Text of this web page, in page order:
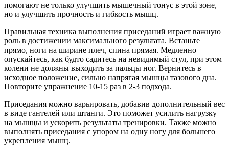
помогают не только улучшить мышечный тонус в этой зоне,
но и улучшить прочность и гибкость мышц.
Правильная техника выполнения приседаний играет важную
роль в достижении максимального результата. Встаньте
прямо, ноги на ширине плеч, спина прямая. Медленно
опускайтесь, как будто садитесь на невидимый стул, при этом
колени не должны выходить за пальцы ног. Вернитесь в
исходное положение, сильно напрягая мышцы тазового дна.
Повторите упражнение 10-15 раз в 2-3 подхода.
Приседания можно варьировать, добавив дополнительный вес
в виде гантелей или штанги. Это поможет усилить нагрузку
на мышцы и ускорить результаты тренировки. Также можно
выполнять приседания с упором на одну ногу для большего
укрепления мышц.